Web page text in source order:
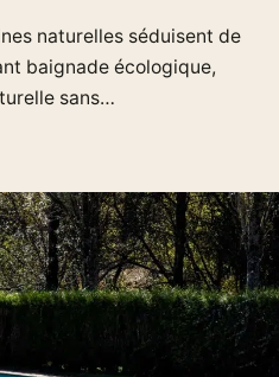
naturelles séduisent de
baignade écologique,
sans…